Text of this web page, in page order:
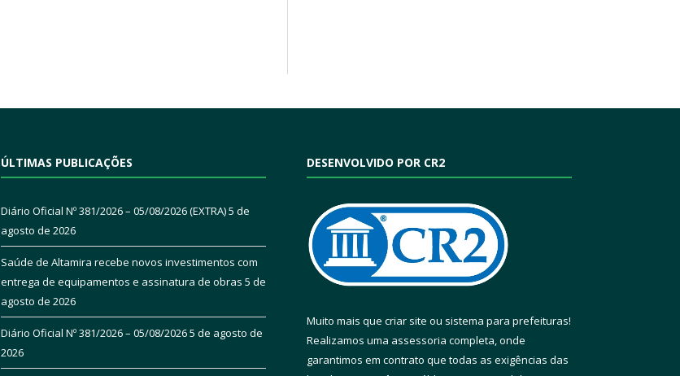
ÚLTIMAS PUBLICAÇÕES
Diário Oficial Nº 381/2026 – 05/08/2026 (EXTRA)5 de
agosto de 2026
Saúde de Altamira recebe novos investimentos com
entrega de equipamentos e assinatura de obras 5 de
agosto de 2026
Diário Oficial Nº 381/2026 – 05/08/20265 de agosto de
2026
DESENVOLVIDO POR CR2
Muito mais que criar site ou sistema para prefeituras!
Realizamos uma assessoria completa, onde
garantimos em contrato que todas as exigências das